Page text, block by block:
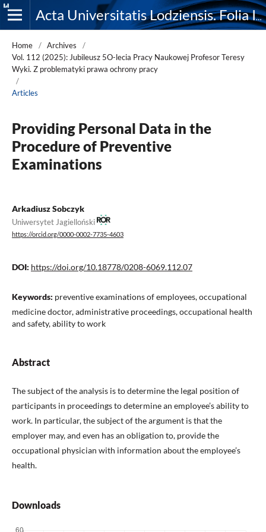
Acta Universitatis Lodziensis. Folia Iuridica
Home / Archives
/
Vol. 112 (2025): Jubileusz 5O-lecia Pracy Naukowej Profesor Teresy
Wyki. Z problematyki prawa ochrony pracy
/
Articles
Providing Personal Data in the
Procedure of Preventive
Examinations
Arkadiusz Sobczyk
Uniwersytet Jagielloński
https://orcid.org/0000-0002-7735-4603
DOI: https://doi.org/10.18778/0208-6069.112.07
Keywords: preventive examinations of employees, occupational
medicine doctor, administrative proceedings, occupational health
and safety, ability to work
Abstract
The subject of the analysis is to determine the legal position of
participants in proceedings to determine an employee’s ability to
work. In particular, the subject of the argument is that the
employer may, and even has an obligation to, provide the
occupational physician with information about the employee’s
health.
Downloads